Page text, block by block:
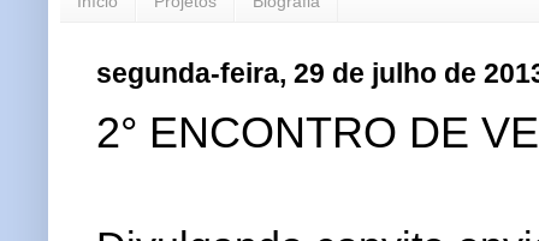
segunda-feira, 29 de julho de
2° ENCONTRO DE